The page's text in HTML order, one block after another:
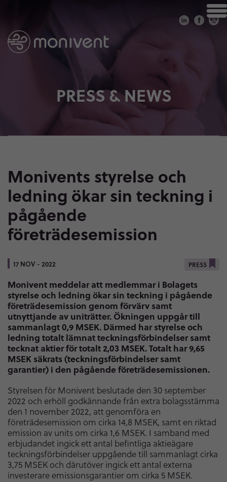
PRESS & NEWS
Monivents styrelse och
ledning ökar sin teckning i
pågående
företrädesemission
17 NOV - 2022 PRESS
Monivent meddelar att medlemmar i Bolagets
styrelse och ledning ökar sin teckning i pågående
företrädesemission genom förvärv samt
utnyttjande av uniträtter. Ökningen uppgår till
sammanlagt 0,9 MSEK. Därmed har styrelse och
ledning totalt lämnat teckningsförbindelser samt
tecknat aktier för totalt 2,03 MSEK. Totalt har 9,65
MSEK säkrats (teckningsförbindelser samt
garantier) i den pågående företrädesemissionen.
Styrelsen för Monivent beslutade den 30 september
2022 och erhöll godkännande från extra bolagsstämma
den 1 november 2022, att genomföra en
företrädesemission om cirka 14,8 MSEK, samt en riktad
emission av units om cirka 1,6 MSEK. I samband med
erbjudandet ingick ett antal befintliga aktieägare
teckningsförbindelser uppgående till sammanlagt cirka
3,75 MSEK och därutöver ingick ett antal externa
investerare emissionsgarantier om cirka 5 MSEK.